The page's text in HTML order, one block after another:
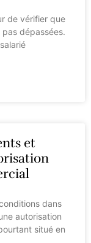
de vérifier que
dépassées.
et
dans
autorisation
situé en